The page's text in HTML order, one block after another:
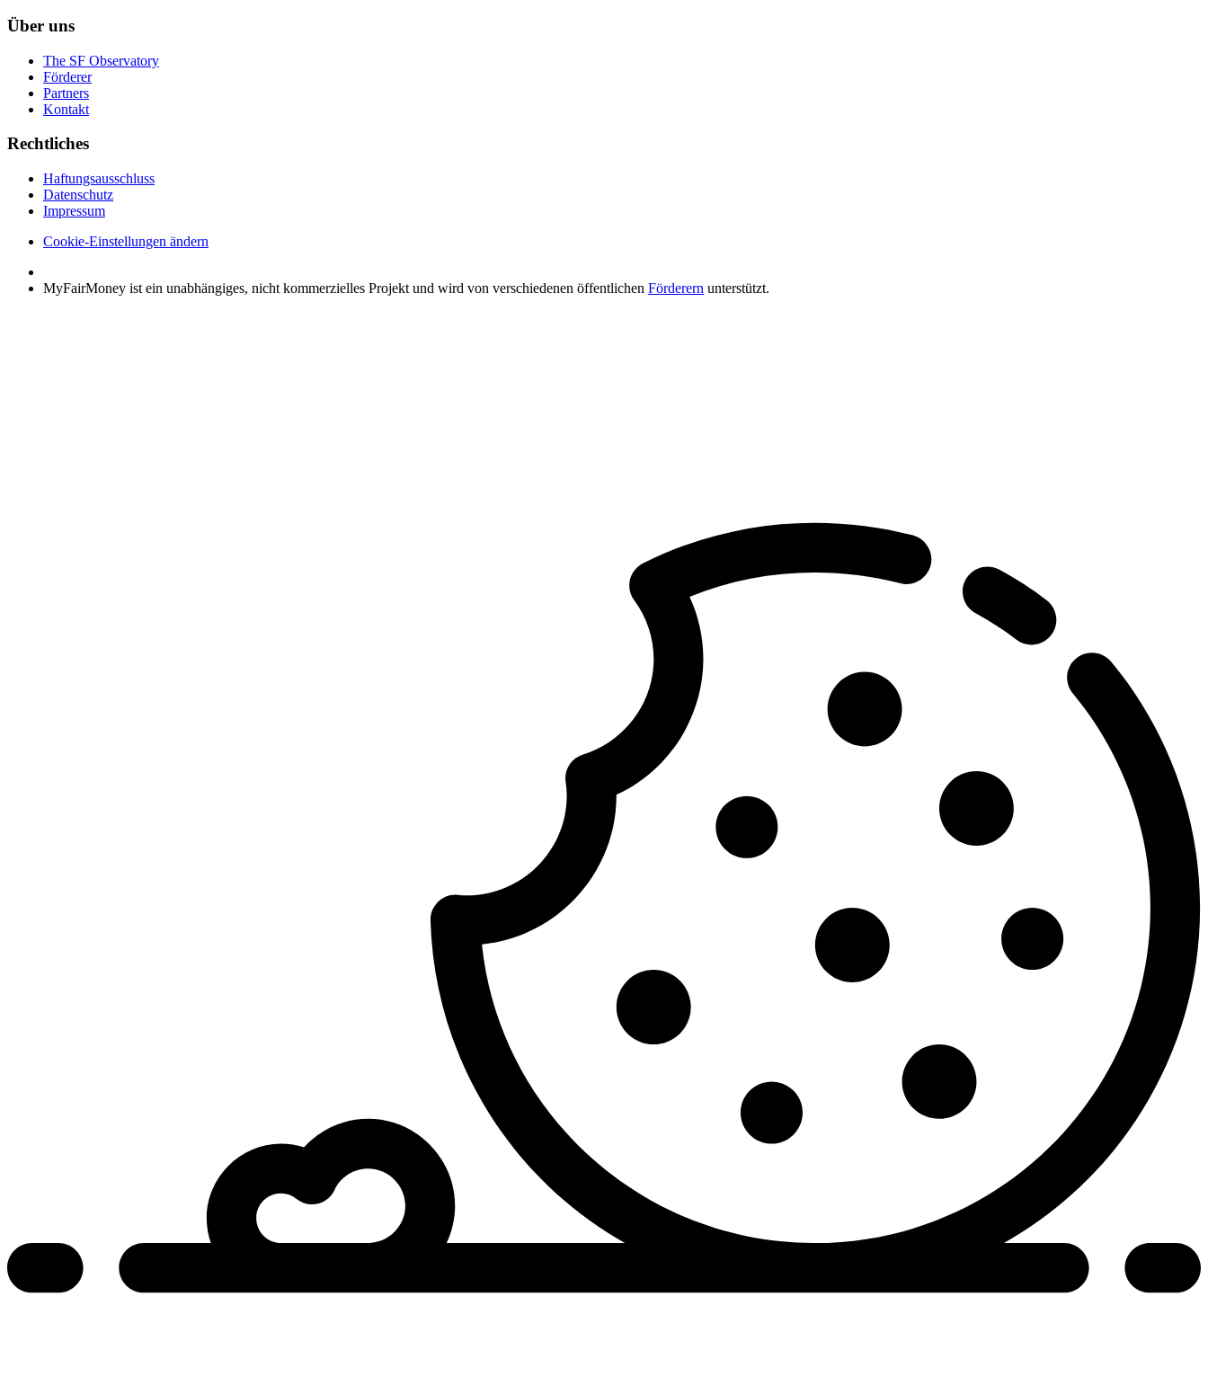
Über uns
The SF Observatory
Förderer
Partners
Kontakt
Rechtliches
Haftungsausschluss
Datenschutz
Impressum
Cookie-Einstellungen ändern
MyFairMoney ist ein un­ab­hän­giges, nicht kommerzielles Projekt und wird von verschie­denen öffentlichen Förderern unter­stützt.